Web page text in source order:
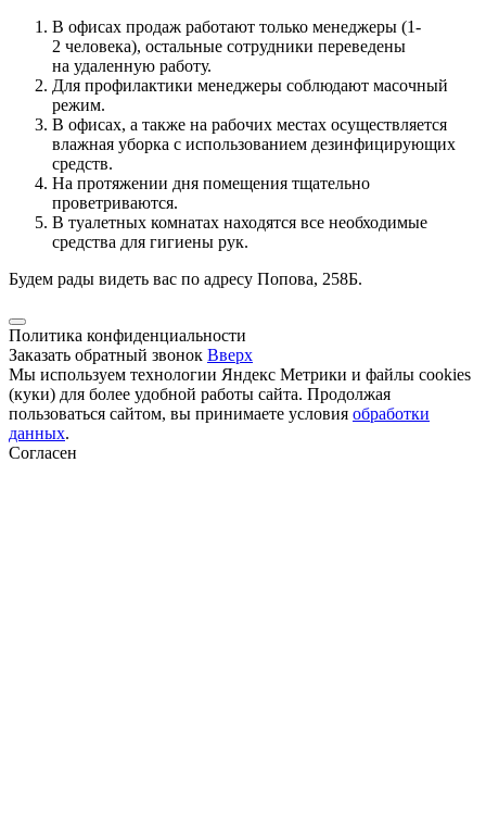
В офисах продаж работают только менеджеры (1-
2 человека), остальные сотрудники переведены
на удаленную работу.
Для профилактики менеджеры соблюдают масочный
режим.
В офисах, а также на рабочих местах осуществляется
влажная уборка с использованием дезинфицирующих
средств.
На протяжении дня помещения тщательно
проветриваются.
В туалетных комнатах находятся все необходимые
средства для гигиены рук.
Будем рады видеть вас по адресу Попова, 258Б.
Политика конфиденциальности
Заказать обратный звонок Вверх
Мы используем технологии Яндекс Метрики и файлы cookies
(куки) для более удобной работы сайта. Продолжая
пользоваться сайтом, вы принимаете условия обработки
данных.
Согласен